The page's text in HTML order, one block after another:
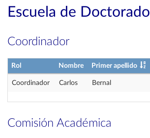
Escuela de Doctorado
Coordinador
Rol Nombre Primer apellido
Coordinador Carlos Bernal
Comisión Académica